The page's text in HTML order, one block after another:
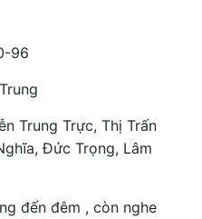
96
Trung Trực, Thị Trấn
Đức Trọng, Lâm
đến đêm , còn nghe